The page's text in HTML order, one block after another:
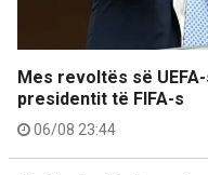
Mes revoltës së
presidentit të FIFA-s
06/08 23:44